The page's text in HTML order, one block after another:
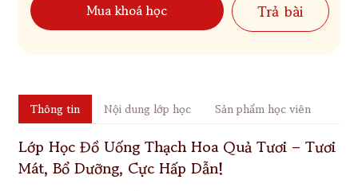
Mua khoá học Trả bài
Thông tin Nội dung lớp học Sản phẩm học viên
Lớp Học Đồ Uống Thạch Hoa Quả Tươi – Tươi
Mát, Bổ Dưỡng, Cực Hấp Dẫn!